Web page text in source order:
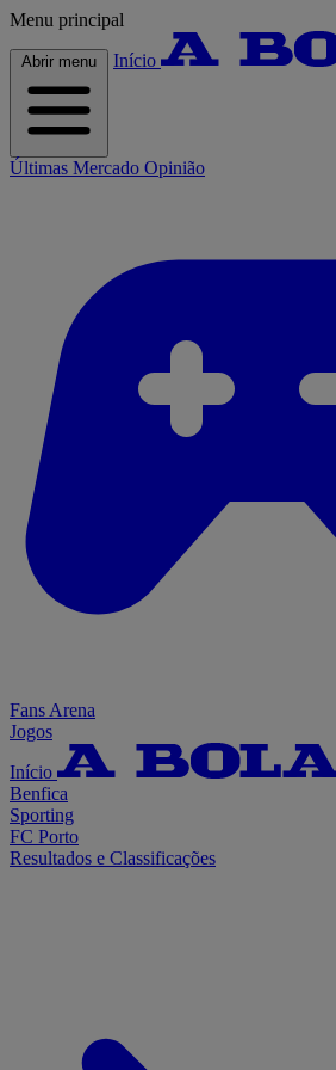
Menu principal
Abrir menu Início
Últimas Mercado Opinião
Fans Arena
Jogos
Início
Benfica
Sporting
FC Porto
Resultados e Classificações